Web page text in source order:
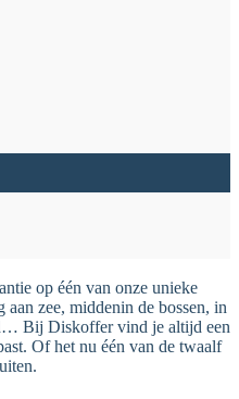
op één van onze unieke
zee, middenin de bossen, in
Bij Diskoffer vind je altijd een
Of het nu één van de twaalf